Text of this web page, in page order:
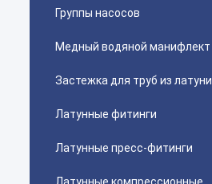
Группы насосов
Медный водяной манифлект
Застежка для труб из латуни
Латунные фитинги
Латунные пресс-фитинги